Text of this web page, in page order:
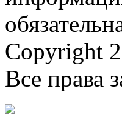
Copyright
Все права